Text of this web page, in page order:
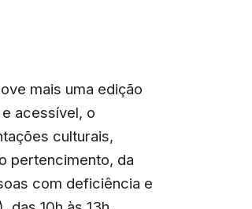
mais uma edição
acessível, o
culturais,
pertencimento, da
com deficiência e